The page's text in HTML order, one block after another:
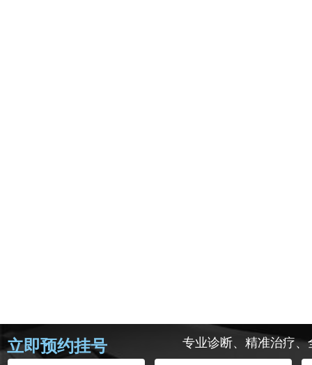
立即预约挂号 专业诊断、精准治疗、